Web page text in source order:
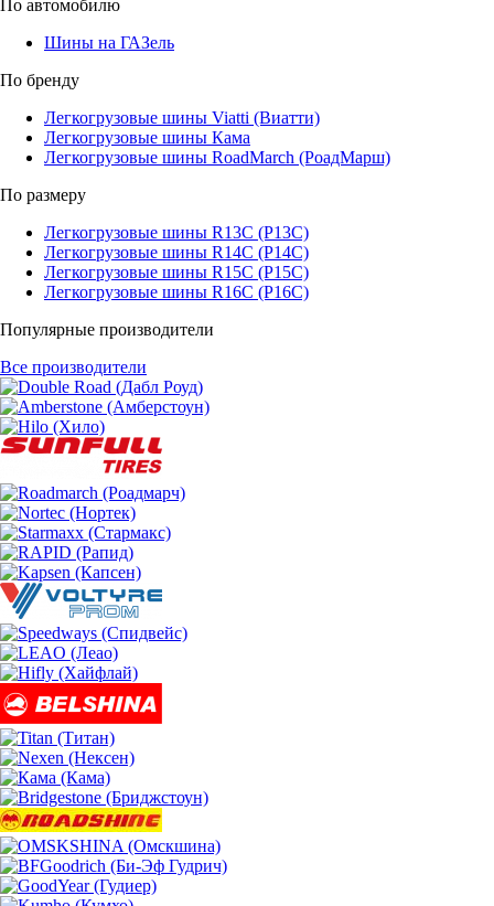
По автомобилю
Шины на ГАЗель
По бренду
Легкогрузовые шины Viatti (Виатти)
Легкогрузовые шины Кама
Легкогрузовые шины RoadMarch (РоадМарш)
По размеру
Легкогрузовые шины R13C (Р13С)
Легкогрузовые шины R14C (Р14С)
Легкогрузовые шины R15C (Р15С)
Легкогрузовые шины R16C (Р16С)
Популярные производители
Все производители